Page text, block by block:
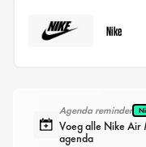
Nike
Agenda reminder
Voeg alle Nike Air
agenda